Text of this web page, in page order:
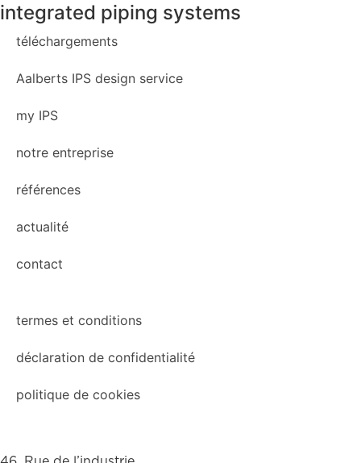
integrated piping systems
téléchargements
Aalberts IPS design service
my IPS
notre entreprise
références
actualité
contact
termes et conditions
déclaration de confidentialité
politique de cookies